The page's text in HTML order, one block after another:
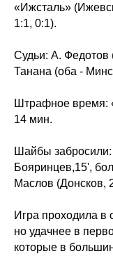
«Ижсталь»
1:1, 0:1).
Судьи: А.
Танана (оба -
Штрафное время:
14 мин.
Шайбы
Бояринцев,15',
Маслов (Донсков,
Игра проходила в
но удачнее в
которые в